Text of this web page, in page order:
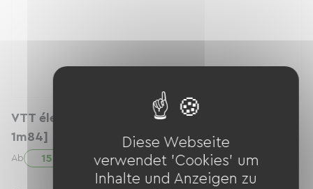
VTT électrique Semi-Rigide - taille M [1m66-
1m84]
Ab 15.00 € / Tag
Diese Webseite
verwendet 'Cookies' um
Inhalte und Anzeigen zu